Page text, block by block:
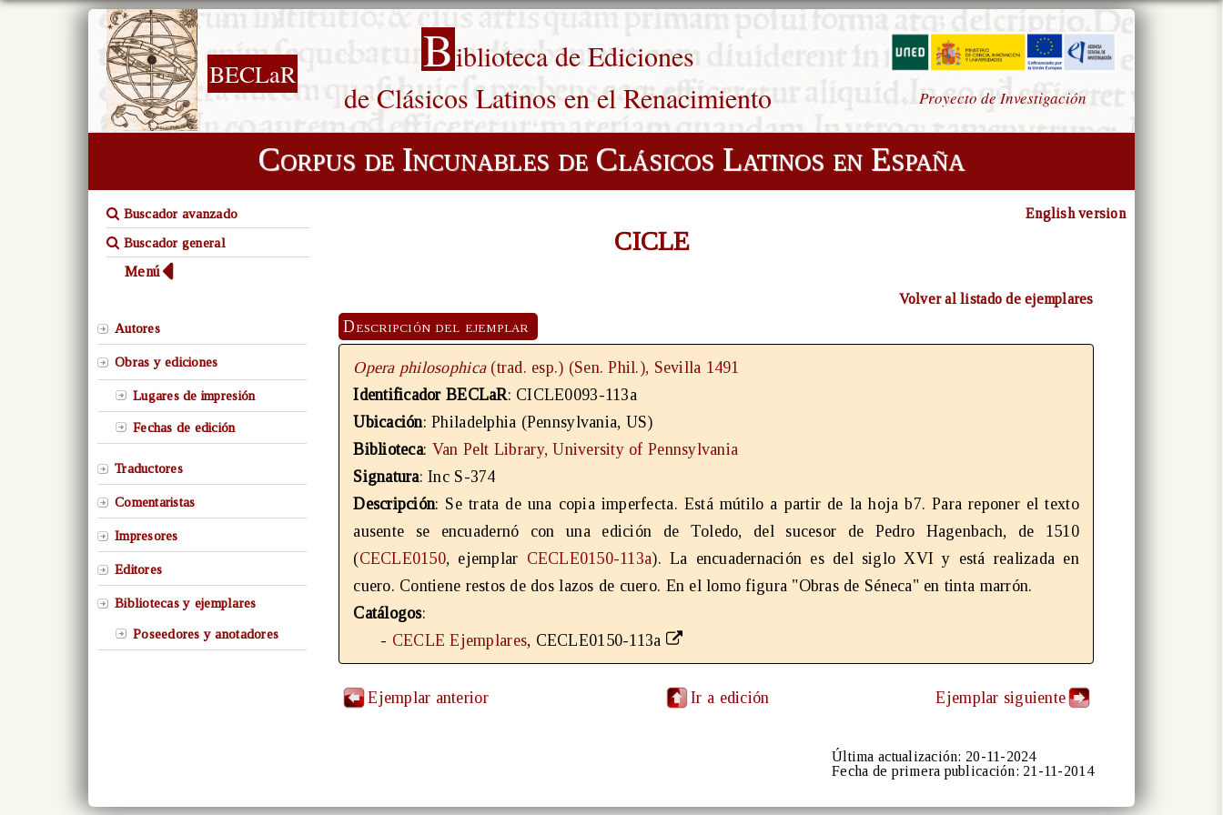
BECLaR Biblioteca de Ediciones
de Clásicos Latinos en el Renacimiento
Proyecto de Investigación
Corpus de Incunables de Clásicos Latinos en España
Buscador avanzado
Buscador general
Menú
CICLE
English version
Autores
Obras y ediciones
Lugares de impresión
Fechas de edición
Traductores
Comentaristas
Impresores
Editores
Bibliotecas y ejemplares
Poseedores y anotadores
Volver al listado de ejemplares
Descripción del ejemplar
Opera philosophica (trad. esp.) (Sen. Phil.), Sevilla 1491
Identificador BECLaR: CICLE0093-113a
Ubicación: Philadelphia (Pennsylvania, US)
Biblioteca: Van Pelt Library, University of Pennsylvania
Signatura: Inc S-374
Descripción: Se trata de una copia imperfecta. Está mútilo a partir de la hoja b7. Para reponer el texto
ausente se encuadernó con una edición de Toledo, del sucesor de Pedro Hagenbach, de 1510
(CECLE0150, ejemplar CECLE0150-113a). La encuadernación es del siglo XVI y está realizada en
cuero. Contiene restos de dos lazos de cuero. En el lomo figura "Obras de Séneca" en tinta marrón.
Catálogos:
- CECLE Ejemplares, CECLE0150-113a
Ejemplar anterior Ir a edición Ejemplar siguiente
Última actualización: 20-11-2024
Fecha de primera publicación: 21-11-2014